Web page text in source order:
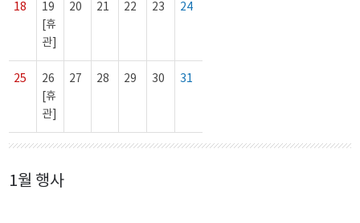
18
19
[휴
관]
20 21 22 23 24
25
26
[휴
관]
27 28 29 30 31
1월 행사